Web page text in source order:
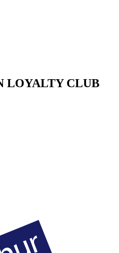
LOYALTY CLUB